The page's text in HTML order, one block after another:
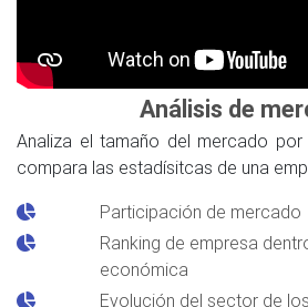
Análisis de
Analiza el tamaño del mercado
compara las estadísitcas de una
Participación de mercado
Ranking de empresa
económica
Evolución del sector de